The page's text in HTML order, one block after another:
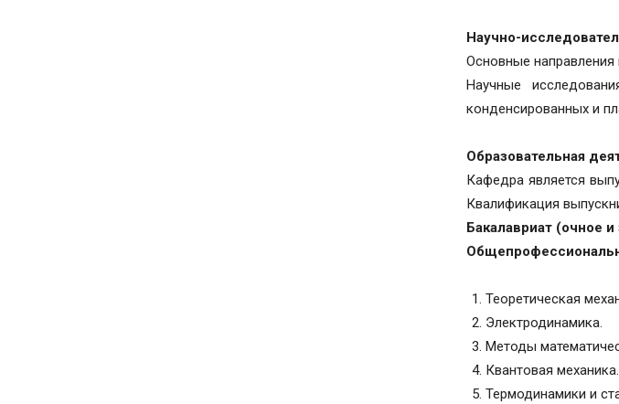
Научно-
Основные направления
Научные
конденсированных и
Образовательная
Кафедра является
Квалификация
Бакалавриат (очное
Теоретическая
Электродинамика.
Методы
Квантовая механика.
Термодинамики и